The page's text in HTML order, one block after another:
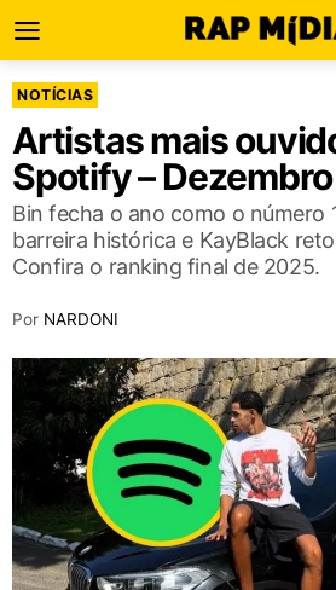
NOTÍCIAS
Artistas mais
Spotify –
Bin fecha o ano como o número
barreira histórica e KayBlack
Confira o ranking final de 2025.
Por NARDONI